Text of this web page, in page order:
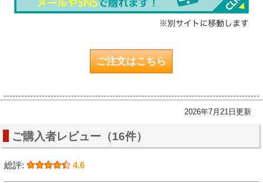
ご注文はこちら
2026年7月21日更新
ご購入者レビュー（16件）
総評: 4.6